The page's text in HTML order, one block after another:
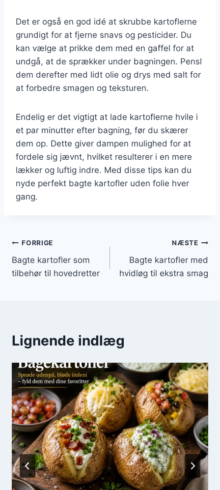
Det er også en god idé at skrubbe kartoflerne
grundigt for at fjerne snavs og pesticider. Du
kan vælge at prikke dem med en gaffel for at
undgå, at de sprækker under bagningen. Pensl
dem derefter med lidt olie og drys med salt for
at forbedre smagen og teksturen.
Endelig er det vigtigt at lade kartoflerne hvile i
et par minutter efter bagning, før du skærer
dem op. Dette giver dampen mulighed for at
fordele sig jævnt, hvilket resulterer i en mere
lækker og luftig indre. Med disse tips kan du
nyde perfekt bagte kartofler uden folie hver
gang.
Indlægsnavigation
FORRIGE
Bagte kartofler som
tilbehør til hovedretter
NÆSTE
Bagte kartofler med
hvidløg til ekstra smag
Lignende indlæg